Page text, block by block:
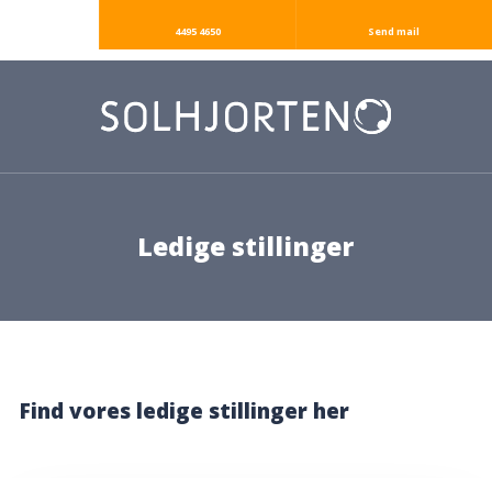
4495 4650 Send mail
Ledige stillinger
Find vores ledige stillinger her